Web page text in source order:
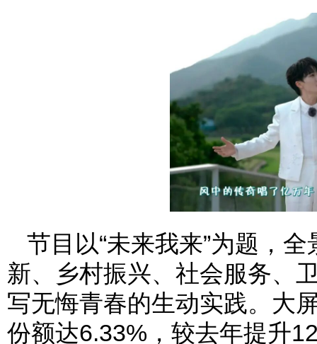
节目以“未来我来”为题，
新、乡村振兴、社会服务、
写无悔青春的生动实践。大
份额达6.33%，较去年提升